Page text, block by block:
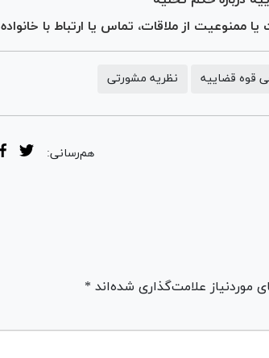
ممنوعیت از ملاقات، تماس یا ارتباط با خانواده
قوه قضاییه نظریه مشورتی
هم‌رسانی:
علامت‌گذاری شده‌اند *